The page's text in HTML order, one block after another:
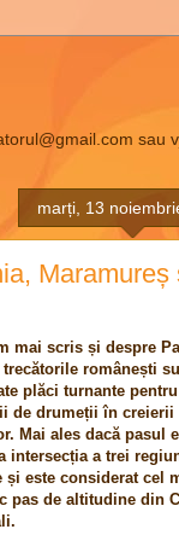
sau
marți, 13
Maramureș
mai scris și despre
trecătorile românești
plăci turnante pentru
de drumeții în creierii
Mai ales dacă pasul
intersecția a trei
și este considerat cel
pas de altitudine din